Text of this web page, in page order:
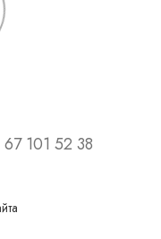
101 52 38